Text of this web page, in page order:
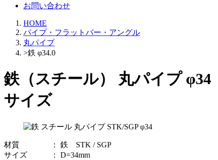
お問い合わせ
HOME
パイプ・フラットバー・アングル
丸パイプ
>鉄 φ34.0
鉄（スチール） 丸パイプ φ34
サイズ
材質 ： 鉄 STK / SGP
サイズ ： D=34mm